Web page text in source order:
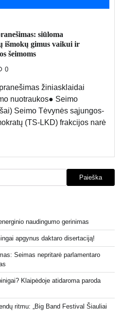
siūloma
išmokų gimus vaikui ir
šeimoms
0
žiniasklaidai
nuotraukos● Seimo
Seimo Tėvynės sąjungos-
(TS-LKD) frakcijos narė
Paieška
naudingumo gerinimas
apgynus daktaro disertaciją!
Seimas nepritarė parlamentaro
Klaipėdoje atidaroma paroda
ritmu: „Big Band Festival Šiauliai